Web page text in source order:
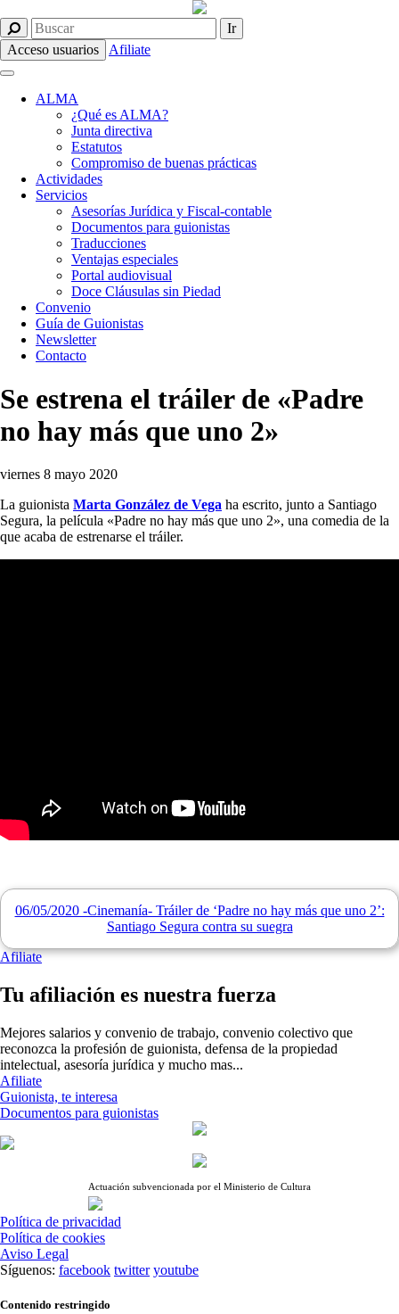
Acceso usuarios Afiliate
ALMA
¿Qué es ALMA?
Junta directiva
Estatutos
Compromiso de buenas prácticas
Actividades
Servicios
Asesorías Jurídica y Fiscal-contable
Documentos para guionistas
Traducciones
Ventajas especiales
Portal audiovisual
Doce Cláusulas sin Piedad
Convenio
Guía de Guionistas
Newsletter
Contacto
Se estrena el tráiler de «Padre
no hay más que uno 2»
viernes 8 mayo 2020
La guionista Marta González de Vega ha escrito, junto a Santiago
Segura, la película «Padre no hay más que uno 2», una comedia de la
que acaba de estrenarse el tráiler.
06/05/2020 -Cinemanía- Tráiler de ‘Padre no hay más que uno 2’:
Santiago Segura contra su suegra
Afiliate
Tu afiliación es nuestra fuerza
Mejores salarios y convenio de trabajo, convenio colectivo que
reconozca la profesión de guionista, defensa de la propiedad
intelectual, asesoría jurídica y mucho mas...
Afiliate
Guionista, te interesa
Documentos para guionistas
Actuación subvencionada por el Ministerio de Cultura
Política de privacidad
Política de cookies
Aviso Legal
Síguenos: facebook twitter youtube
Contenido restringido